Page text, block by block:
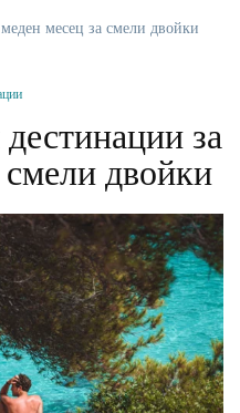
месец за смели двойки
за
двойки